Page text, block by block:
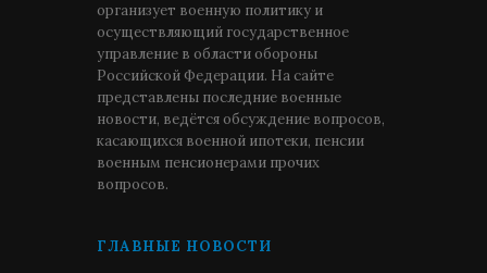
организует военную политику и
осуществляющий государственное
управление в области обороны
Российской Федерации. На сайте
представлены последние военные
новости, ведётся обсуждение вопросов,
касающихся военной ипотеки, пенсии
военным пенсионерами прочих
вопросов.
ГЛАВНЫЕ НОВОСТИ